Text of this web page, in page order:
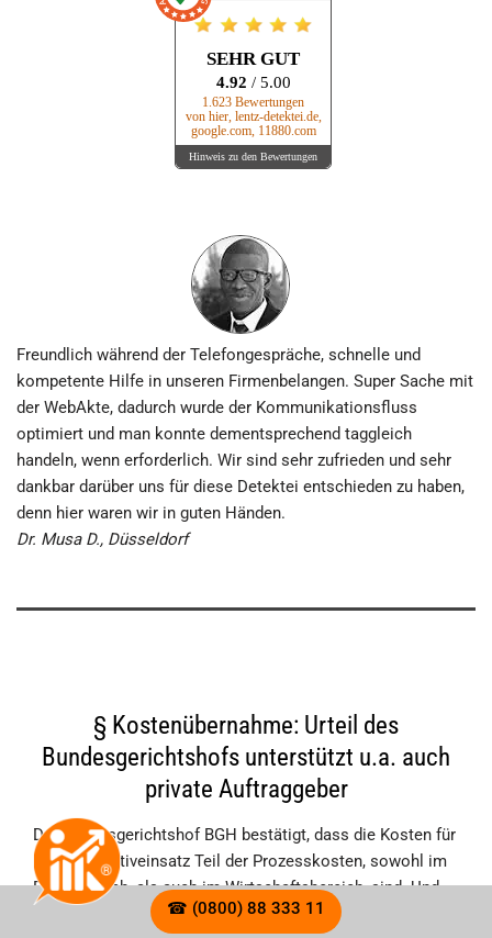
SEHR GUT
4.92 / 5.00
1.623 Bewertungen
von hier, lentz-detektei.de,
google.com, 11880.com
Hinweis zu den Bewertungen
Freundlich während der Telefon­gespräche, schnelle und
kompetente Hilfe in unseren Firmen­belangen. Super Sache mit
der WebAkte, dadurch wurde der Kommunikations­fluss
optimiert und man konnte dem­ent­sprechend tag­gleich
handeln, wenn er­forder­lich. Wir sind sehr zufrieden und sehr
dankbar darüber uns für diese Detektei entschieden zu haben,
denn hier waren wir in guten Händen.
Dr. Musa D., Düsseldorf
§ Kostenübernahme: Urteil des
Bundesgerichtshofs unterstützt u.a. auch
private Auftraggeber
Der Bundesgerichtshof BGH bestätigt, dass die Kosten für
einen Detektiveinsatz Teil der Prozesskosten, sowohl im
Privatbereich, als auch im Wirtschaftsbereich, sind. Und
die muss im Streitfall vor Gericht die unterlegene Partei
☎ (0800) 88 333 11